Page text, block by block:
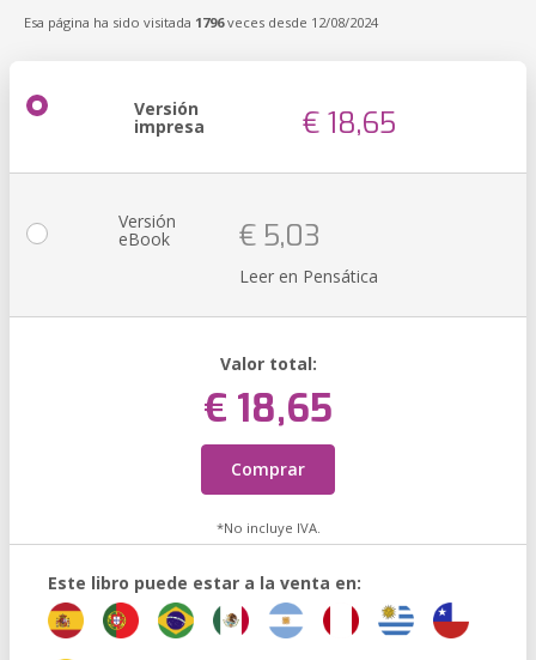
Esa página ha sido visitada 1796veces desde 12/08/2024
Versión
impresa € 18,65
Versión
eBook € 5,03
Leer en Pensática
Valor total:
€ 18,65
Comprar
*No incluye IVA.
Este libro puede estar a la venta en: